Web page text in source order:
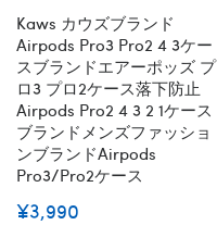
Kaws カウズブランド
Airpods Pro3 Pro2 4 3ケー
スブランドエアーポッズ プ
ロ3 プロ2ケース落下防止
Airpods Pro2 4 3 2 1ケース
ブランドメンズファッショ
ンブランドAirpods
Pro3/Pro2ケース
¥3,990